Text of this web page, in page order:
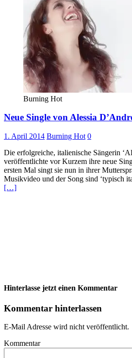
Burning Hot
Neue Single von Alessia
1. April 2014 Burning Hot 0
Die erfolgreiche, italienische Sängerin
veröffentlichte vor Kurzem ihre neue
ersten Mal singt sie nun in ihrer
Musikvideo und der Song sind ‘typisch
[…]
Hinterlasse jetzt einen Kommentar
Kommentar hinterlassen
E-Mail Adresse wird nicht veröffentlicht.
Kommentar